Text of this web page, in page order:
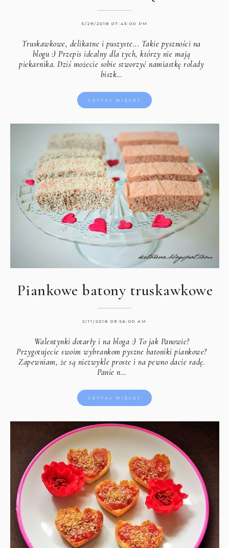
5/29/2018 07:43:00 PM
Truskawkowe, delikatne i puszyste... Takie pyszności na
blogu :) Przepis idealny dla tych, którzy nie mają
piekarnika. Dziś możecie sobie stworzyć namiastkę rolady
biszk…
CZYTAJ WIĘCEJ
Piankowe batony truskawkowe
2/11/2018 09:56:00 AM
Walentynki dotarły i na bloga :) To jak Panowie?
Przygotujecie swoim wybrankom pyszne batoniki piankowe?
Zapewniam, że są niezwykle proste i na pewno dacie radę.
Panie n…
CZYTAJ WIĘCEJ